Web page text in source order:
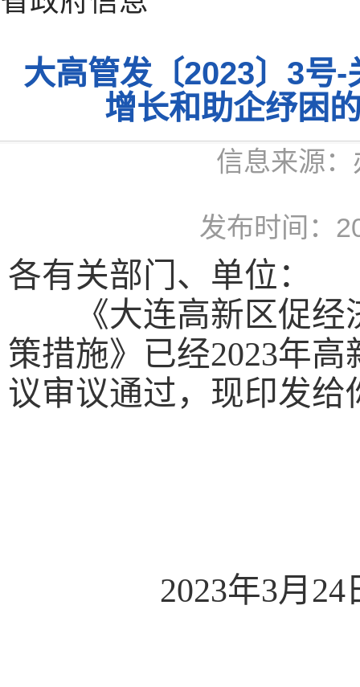
大高管发〔2023〕3号
增长和助企纾困
信息来源
发布时间：
各有关部门、 单位：
《大连高新区促经
策措施》已经2023年高
议审议通过，现印发
2023年3月 24